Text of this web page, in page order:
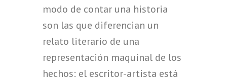
modo de contar una historia
son las que diferencian un
relato literario de una
representación maquinal de los
hechos: el escritor-artista está